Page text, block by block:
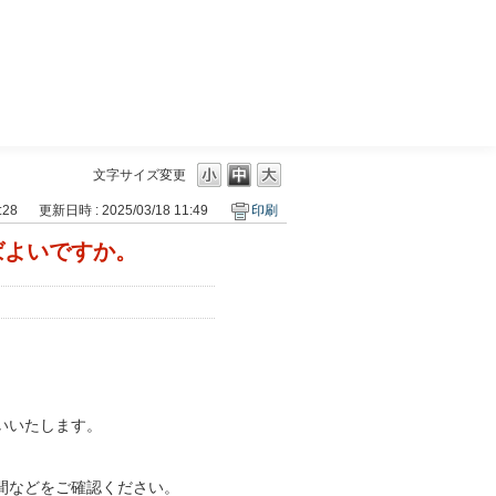
文字サイズ変更
更新日時 : 2025/03/18 11:49 印刷
いですか。
たします。
どをご確認ください。